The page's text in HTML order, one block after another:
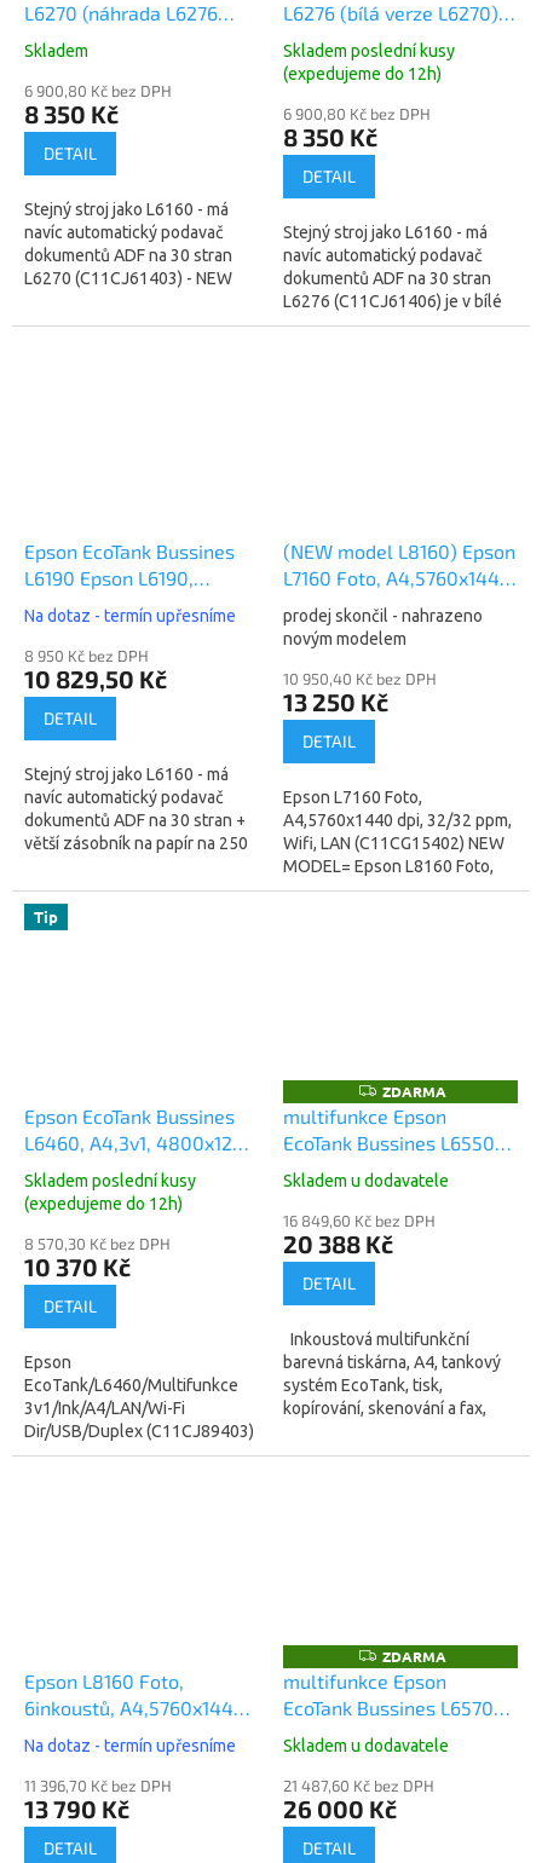
L6270 (náhrada L6276
bílá) A4,4800x1200 dpi,
(C11CJ61403)
Skladem
6 900,80 Kč bez DPH
8 350 Kč
DETAIL
Stejný stroj jako L6160 - má
navíc automatický podavač
dokumentů ADF na 30 stran
L6270 (C11CJ61403) - NEW
Inkoustová tiskárna
L6276 (bílá verze L6270)
A4,4800x1200 dpi, 33/20
ppm, Wifi, LAN
L6270 černá)
Skladem poslední kusy
(expedujeme do 12h)
6 900,80 Kč bez DPH
8 350 Kč
DETAIL
Stejný stroj jako L6160 - má
navíc automatický podavač
dokumentů ADF na 30 stran
L6276 (C11CJ61406) je v bílé
barvě (NEW model
Epson EcoTank Bussines
L6190 Epson L6190,
A4,4800x1200 dpi, 33/ 20
ppm, Wifi (C11CG19402)
Na dotaz - termín upřesníme
8 950 Kč bez DPH
10 829,50 Kč
DETAIL
Stejný stroj jako L6160 - má
navíc automatický podavač
dokumentů ADF na 30 stran +
větší zásobník na papír na 250
tiskárna multifunkční,...
(NEW model L8160) Epson
L7160 Foto, A4,5760x1440
dpi, 32/32 ppm, Wifi, LAN
(C11CG15402)
prodej skončil - nahrazeno
novým modelem
10 950,40 Kč bez DPH
13 250 Kč
DETAIL
Epson L7160 Foto,
A4,5760x1440 dpi, 32/32 ppm,
Wifi, LAN (C11CG15402) NEW
MODEL= Epson L8160 Foto,
6inkoustů, A4,5760x1440 dpi,
Tip
Epson EcoTank Bussines
L6460, A4,3v1, 4800x1200
dpi, 37ppm, USB, Duplex,
3roky (C11CJ89403)
Skladem poslední kusy
(expedujeme do 12h)
8 570,30 Kč bez DPH
10 370 Kč
DETAIL
Epson
EcoTank/L6460/Multifunkce
3v1/Ink/A4/LAN/Wi-Fi
Dir/USB/Duplex (C11CJ89403)
Tato multifunkční tiskárna
Z
D
A
R
A
ZDARMA
multifunkce Epson
EcoTank Bussines L6550
A4, 4800x2400 dpi, 33/22
DUPLEX, 19W (C11CJ30402)
Skladem u dodavatele
16 849,60 Kč bez DPH
20 388 Kč
DETAIL
Inkoustová multifunkční
barevná tiskárna, A4, tankový
systém EcoTank, tisk,
kopírování, skenování a fax,
Str./min černobíle, 22 Str./min...
Epson L8160 Foto,
6inkoustů, A4,5760x1440
dpi, 16/12 ppm, Wifi, LAN
Na dotaz - termín upřesníme
11 396,70 Kč bez DPH
13 790 Kč
DETAIL
Z
D
A
R
A
ZDARMA
multifunkce Epson
EcoTank Bussines L6570
A4, 4800x2400 dpi, 33/32
DUPLEX, 19W (C11CJ29402)
Skladem u dodavatele
21 487,60 Kč bez DPH
26 000 Kč
DETAIL